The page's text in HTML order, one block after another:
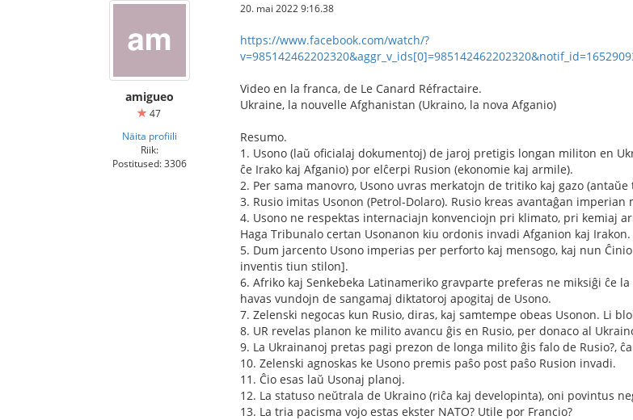
amigueo
47
Näita profiili
Riik:
Postitused: 3306
20. mai 2022 9:16.38
https://www.facebook.com/watch/?
Video en la franca, de Le Canard Réfractaire.
Ukraine, la nouvelle Afghanistan (Ukraino, la nova Afganio)
Resumo.
1. Usono (laŭ oficialaj dokumentoj) de jaroj pretigis longan militon en
ĉe Irako kaj Afganio) por elĉerpi Rusion (ekonomie kaj armile).
2. Per sama manovro, Usono uvras merkatojn de tritiko kaj gazo
3. Rusio imitas Usonon (Petrol-Dolaro). Rusio kreas avantaĝan
4. Usono ne respektas internaciajn konvenciojn pri klimato, pri kemiaj
Haga Tribunalo certan Usonanon kiu ordonis invadi Afganion kaj Irakon.
5. Dum jarcento Usono imperias per perforto kaj mensogo, kaj nun
inventis tiun stilon].
6. Afriko kaj Senkebeka Latinameriko gravparte preferas ne miksiĝi ĉe
havas vundojn de sangamaj diktatoroj apogitaj de Usono.
7. Zelenski negocas kun Rusio, diras, kaj samtempe obeas Usonon. Li
8. UR revelas planon ke milito avancu ĝis en Rusio, per donaco al
9. La Ukrainanoj pretas pagi prezon de longa milito ĝis falo de Rusio?,
10. Zelenski agnoskas ke Usono premis paŝo post paŝo Rusion invadi.
11. Ĉio esas laŭ Usonaj planoj.
12. La statuso neŭtrala de Ukraino (riĉa kaj developinta), oni povintus
13. La tria pacisma vojo estas ekster NATO? Utile por Francio?